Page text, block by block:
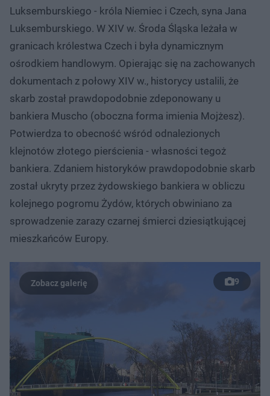
Luksemburskiego - króla Niemiec i Czech, syna Jana
Luksemburskiego. W XIV w. Środa Śląska leżała w
granicach królestwa Czech i była dynamicznym
ośrodkiem handlowym. Opierając się na zachowanych
dokumentach z połowy XIV w., historycy ustalili, że
skarb został prawdopodobnie zdeponowany u
bankiera Muscho (oboczna forma imienia Mojżesz).
Potwierdza to obecność wśród odnalezionych
klejnotów złotego pierścienia - własności tegoż
bankiera. Zdaniem historyków prawdopodobnie skarb
został ukryty przez żydowskiego bankiera w obliczu
kolejnego pogromu Żydów, których obwiniano za
sprowadzenie zarazy czarnej śmierci dziesiątkującej
mieszkańców Europy.
9